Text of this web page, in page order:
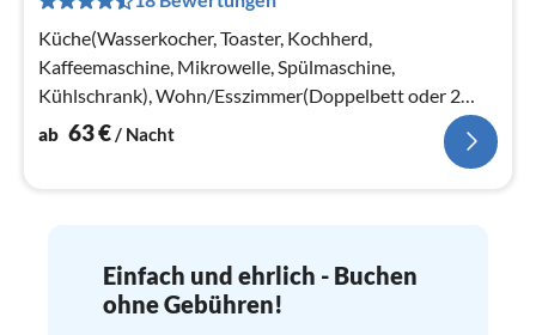
Küche(Wasserkocher, Toaster, Kochherd,
Kaffeemaschine, Mikrowelle, Spülmaschine,
Kühlschrank), Wohn/Esszimmer(Doppelbett oder 2
Einzelbetten)
ab 63€/ Nacht
Einfach und ehrlich - Buchen
ohne Gebühren!